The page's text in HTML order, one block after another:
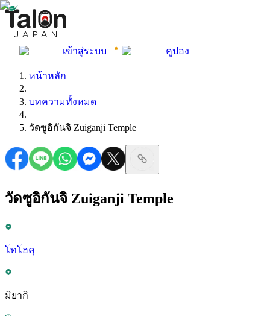
เข้าสู่ระบบ คูปอง
หน้าหลัก
|
บทความทั้งหมด
|
วัดซูอิกันจิ Zuiganji Temple
วัดซูอิกันจิ Zuiganji Temple
โทโฮคุ
มิยากิ